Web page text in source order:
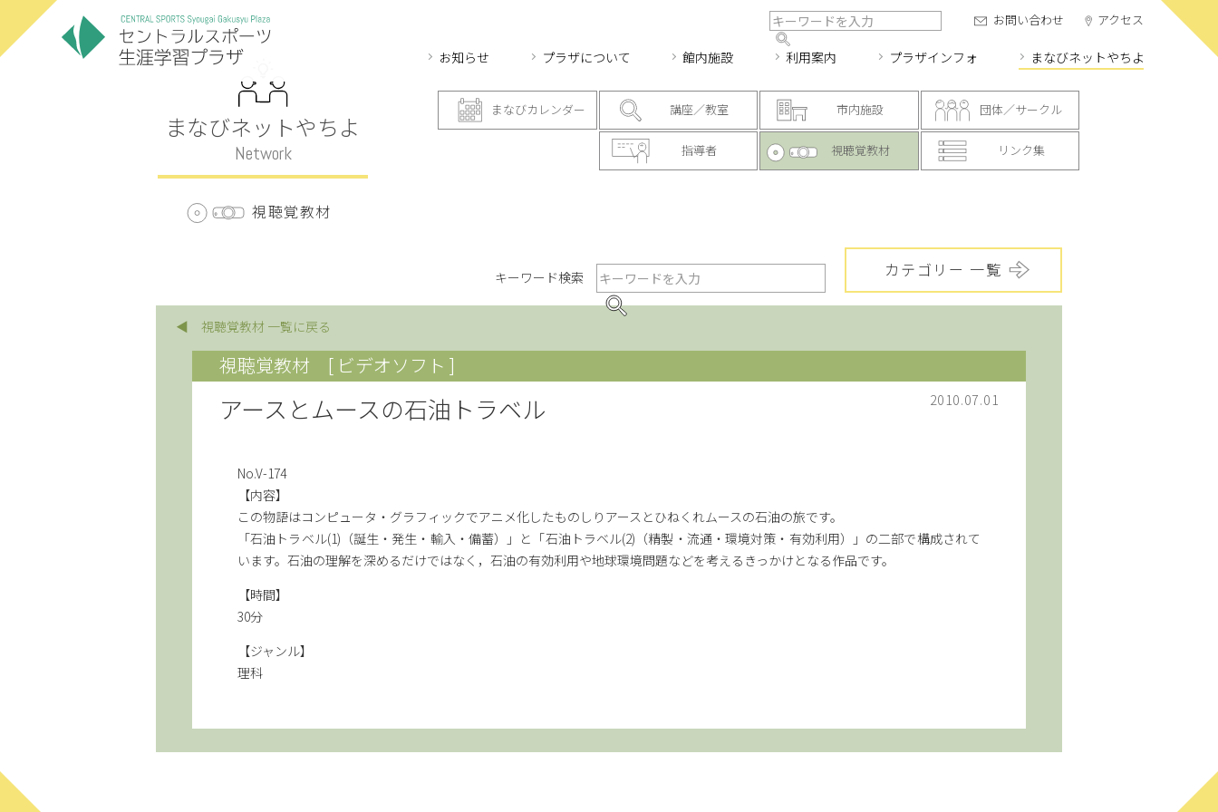
お知らせ プラザについて 館内施設 利用案内 プラザインフォ まなびネットやちよ
お問い合わせ アクセス
まなびネットやちよ
Network
視聴覚教材
まなびカレンダー 講座／教室 市内施設 団体／サークル
指導者 視聴覚教材 リンク集
キーワード検索 カテゴリー 一覧
◀ 視聴覚教材 一覧に戻る
視聴覚教材 [ ビデオソフト ]
2010.07.01
アースとムースの石油トラベル
No.V-174
【内容】
この物語はコンピュータ・グラフィックでアニメ化したものしりアースとひねくれムースの石油の旅です。
「石油トラベル(1)（誕生・発生・輸入・備蓄）」と「石油トラベル(2)（精製・流通・環境対策・有効利用）」の二部で構成されて
います。石油の理解を深めるだけではなく，石油の有効利用や地球環境問題などを考えるきっかけとなる作品です。
【時間】
30分
【ジャンル】
理科